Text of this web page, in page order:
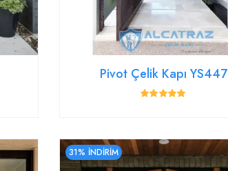
Pivot Çelik Kapı YS447
31% İNDİRİM